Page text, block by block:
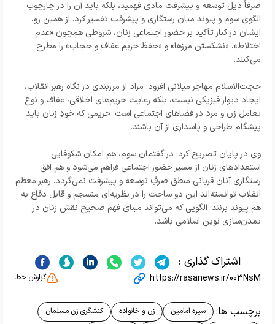
صرفاً ذیل توسعه و پیشرفت مادی فهمید، بلکه باید آن را در چارچوب
الگوی سوم و پیوند میان رستگاری و پیشرفت تفسیر کرد. از همین رو،
ایشان در کنار تأکید بر حضور اجتماعی زنان، شروطی همچون «عدم
اختلاط»، «نشکستن مرزها» و «حفظ حریم عفاف و حجاب» را مطرح
می‌کنند.
حجت‌الاسلام مهاجر میلانی افزود: مراد از مرزبندی در نگاه رهبر انقلاب،
ایجاد دیوار فیزیکی نیست، بلکه رعایت حریم‌های اخلاقی، عفاف و نوع
تعامل زن و مرد در فضاهای اجتماعی است؛ حریمی که خودِ زنان باید
پیشگام طراحی و پاسداری از آن باشند.
وی در پایان تصریح کرد: در گفتمان سوم، هم امکان شکوفایی
استعدادهای زنان از مسیر حضور اجتماعی فراهم می‌شود و هم افق
رستگاری آنان قربانی منطق صرفِ توسعه و پیشرفت نمی‌گردد. رهبر معظم
انقلاب توانسته‌اند این دو ساحت را در نظریه‌ای منسجم و قابل دفاع به
هم پیوند بزنند؛ الگویی که می‌تواند مبنای فهم صحیح نقش زنان در
تمدن‌سازی نوین اسلامی باشد.
اشتراک گذاری :
https://rasanews.ir/003NsM گزارش خطا
برچسب ها: سیره امامین زن و خانواده
کنشگری زن مسلمان